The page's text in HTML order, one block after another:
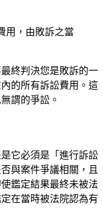
用，由敗訴之當
終判決您是敗訴的一
的所有訴訟費用。這
謂的爭訟。
它必須是「進行訴訟
與案件爭議相關，且
鑑定結果最終未被法
在當時被法院認為有